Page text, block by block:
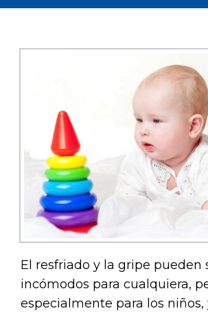
El resfriado y la gripe pueden
incómodos para cualquiera,
especialmente para los niños,